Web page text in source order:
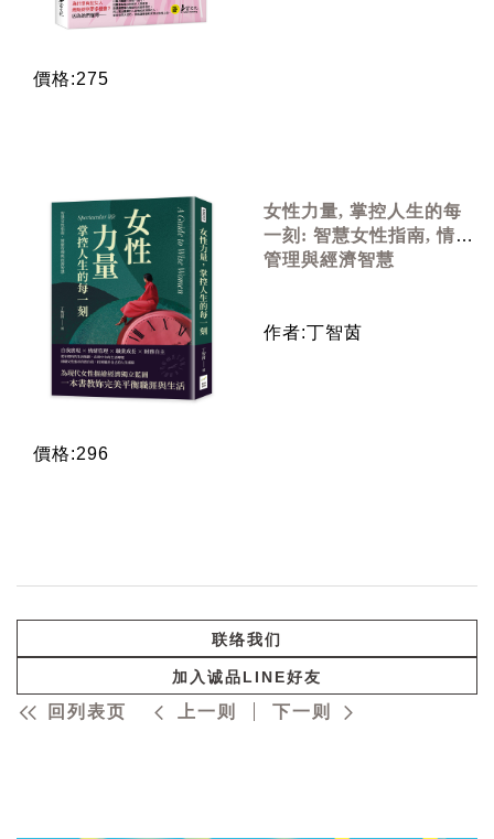
價格:275
女性力量, 掌控人生的每
一刻: 智慧女性指南, 情緒
管理與經濟智慧
作者:丁智茵
價格:296
联络我们
加入诚品LINE好友
回列表页 上一则 下一则